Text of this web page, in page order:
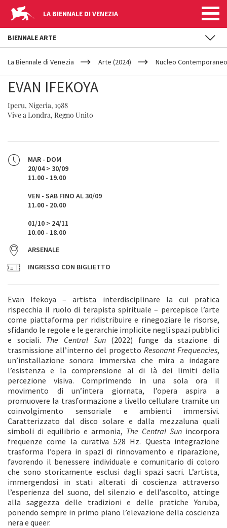
LA BIENNALE DI VENEZIA
YOUR
ARE
La Biennale di Venezia Arte (2024) Nucleo Contemporaneo
EVAN IFEKOYA
Iperu, Nigeria, 1988
Vive a Londra, Regno Unito
MAR - DOM
20/04 > 30/09
11.00 - 19.00
VEN - SAB FINO AL 30/09
11.00 - 20.00
01/10 > 24/11
10.00 - 18.00
ARSENALE
INGRESSO CON BIGLIETTO
Evan Ifekoya – artista interdisciplinare la cui pratica
rispecchia il ruolo di terapista spirituale – percepisce l’arte
come piattaforma per ridistribuire e rinegoziare le risorse,
sfidando le regole e le gerarchie implicite negli spazi pubblici
e sociali. The Central Sun(2022) funge da stazione di
trasmissione all’interno del progetto Resonant Frequencies,
un’installazione sonora immersiva che mira a indagare
l’esistenza e la comprensione al di là dei limiti della
percezione visiva. Comprimendo in una sola ora il
movimento di un’intera giornata, l’opera aspira a
promuovere la trasformazione a livello cellulare tramite un
coinvolgimento sensoriale e ambienti immersivi.
Caratterizzato dal disco solare e dalla mezzaluna quali
simboli di equilibrio e armonia, The Central Sun incorpora
frequenze come la curativa 528 Hz. Questa integrazione
trasforma l’opera in spazi di rinnovamento e riparazione,
favorendo il benessere individuale e comunitario di coloro
che sono storicamente esclusi dagli spazi sacri. L’artista,
immergendosi in stati alterati di coscienza attraverso
l’esperienza del suono, del silenzio e dell’ascolto, attinge
alla saggezza delle tradizioni e delle pratiche Yoruba,
ponendo sempre in primo piano l’elevazione della coscienza
nera e queer.
BIENNALE ARTE